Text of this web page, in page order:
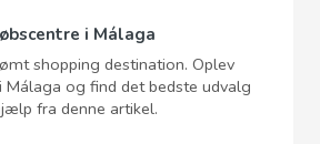
i Málaga
shopping destination. Oplev
Málaga og find det bedste udvalg
fra denne artikel.